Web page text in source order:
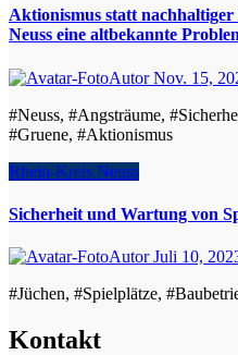
Aktionismus statt
Neuss eine altbekannte
AutorNov. 15,
#Neuss, #Angsträume, #Sicherheit, #Beleuchtung, #Bürger, #SPD,
#Gruene, #Aktionismus
Rhein-Kreis Neuss
Sicherheit und Wartung von
AutorJuli 10,
#Jüchen, #Spielplätze,
Kontakt